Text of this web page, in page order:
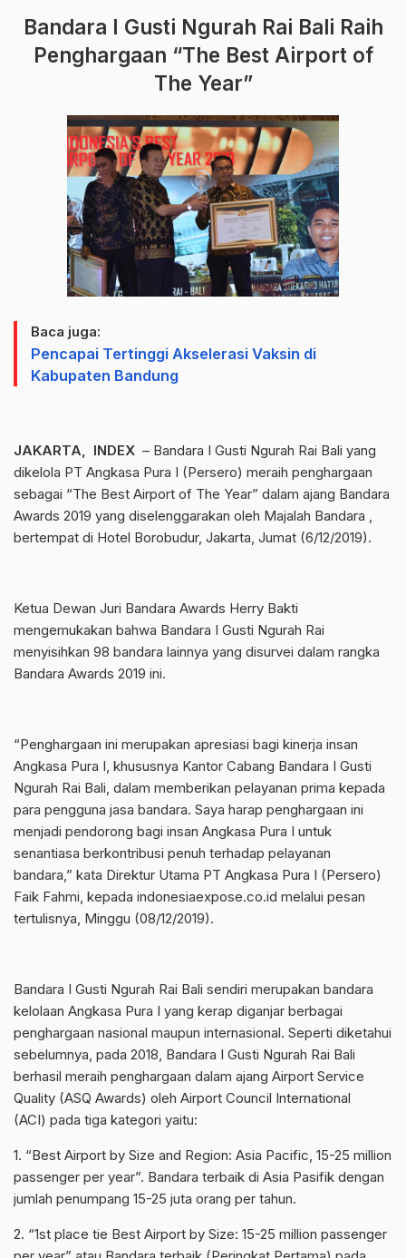
Bandara I Gusti Ngurah Rai Bali Raih
Penghargaan “The Best Airport of
The Year”
Baca juga:
Pencapai Tertinggi Akselerasi Vaksin di
Kabupaten Bandung
JAKARTA, INDEX – Bandara I Gusti Ngurah Rai Bali yang
dikelola PT Angkasa Pura I (Persero) meraih penghargaan
sebagai “The Best Airport of The Year” dalam ajang Bandara
Awards 2019 yang diselenggarakan oleh Majalah Bandara ,
bertempat di Hotel Borobudur, Jakarta, Jumat (6/12/2019).
Ketua Dewan Juri Bandara Awards Herry Bakti
mengemukakan bahwa Bandara I Gusti Ngurah Rai
menyisihkan 98 bandara lainnya yang disurvei dalam rangka
Bandara Awards 2019 ini.
“Penghargaan ini merupakan apresiasi bagi kinerja insan
Angkasa Pura I, khususnya Kantor Cabang Bandara I Gusti
Ngurah Rai Bali, dalam memberikan pelayanan prima kepada
para pengguna jasa bandara. Saya harap penghargaan ini
menjadi pendorong bagi insan Angkasa Pura I untuk
senantiasa berkontribusi penuh terhadap pelayanan
bandara,” kata Direktur Utama PT Angkasa Pura I (Persero)
Faik Fahmi, kepada indonesiaexpose.co.id melalui pesan
tertulisnya, Minggu (08/12/2019).
Bandara I Gusti Ngurah Rai Bali sendiri merupakan bandara
kelolaan Angkasa Pura I yang kerap diganjar berbagai
penghargaan nasional maupun internasional. Seperti diketahui
sebelumnya, pada 2018, Bandara I Gusti Ngurah Rai Bali
berhasil meraih penghargaan dalam ajang Airport Service
Quality (ASQ Awards) oleh Airport Council International
(ACI) pada tiga kategori yaitu:
1. “Best Airport by Size and Region: Asia Pacific, 15-25 million
passenger per year”. Bandara terbaik di Asia Pasifik dengan
jumlah penumpang 15-25 juta orang per tahun.
2. “1st place tie Best Airport by Size: 15-25 million passenger